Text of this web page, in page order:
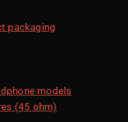
packaging
models
(45 ohm)